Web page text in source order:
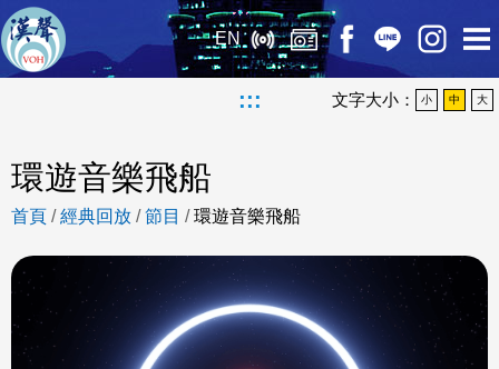
EN
::: 文字大小： 小 中 大
環遊音樂飛船
首頁 /經典回放 /節目 /環遊音樂飛船